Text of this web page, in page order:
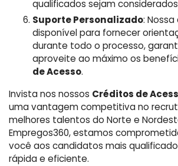
qualificados sejam
Suporte Personalizado:
disponível para fornecer
durante todo o processo,
aproveite ao máximo os
de Acesso.
Invista nos nossos Créditos de
uma vantagem competitiva no
melhores talentos do Norte e
Empregos360, estamos
você aos candidatos mais
rápida e eficiente.